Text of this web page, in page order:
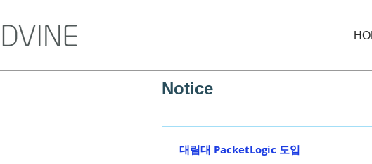
Notice
대림대 PacketLogic 도입